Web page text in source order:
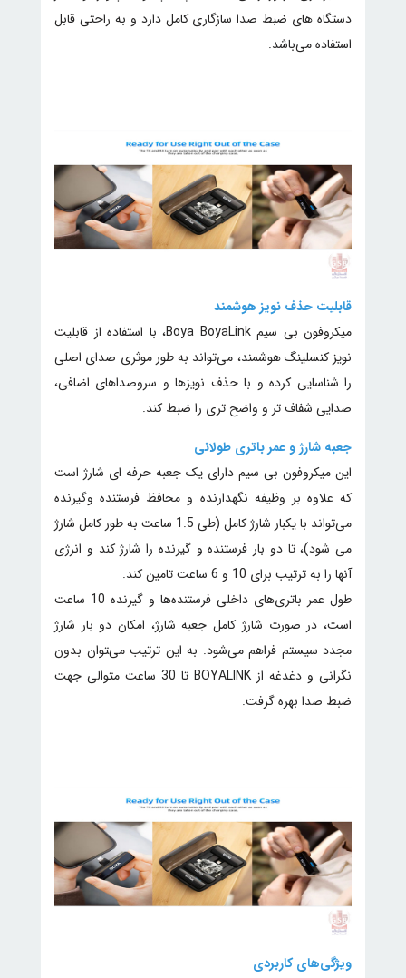
دستگاه های ضبط صدا سازگاری کامل دارد و به راحتی قابل
استفاده می‌باشد.
قابلیت حذف نویز هوشمند
میکروفون بی سیم Boya BoyaLink، با استفاده از قابلیت
نویز کنسلینگ هوشمند، می‌تواند به طور موثری صدای اصلی
را شناسایی کرده و با حذف نویزها و سروصداهای اضافی،
صدایی شفاف تر و واضح تری را ضبط کند.
جعبه شارژ و عمر باتری طولانی
این میکروفون بی سیم دارای یک جعبه حرفه ای شارژ است
که علاوه بر وظیفه نگهدارنده و محافظ فرستنده وگیرنده
می‌تواند با یکبار شارژ کامل (طی 1.5 ساعت به طور کامل شارژ
می شود)، تا دو بار فرستنده و گیرنده را شارژ کند و انرژی
آنها را به ترتیب برای 10 و 6 ساعت تامین کند.
طول عمر باتری‌های داخلی فرستنده‌ها و گیرنده 10 ساعت
است، در صورت شارژ کامل جعبه شارژ، امکان دو بار شارژ
مجدد سیستم فراهم می‌شود. به این ترتیب می‌‍توان بدون
نگرانی و دغدغه از BOYALINK تا 30 ساعت متوالی جهت
ضبط صدا بهره گرفت.
ویژگی‌های کاربردی